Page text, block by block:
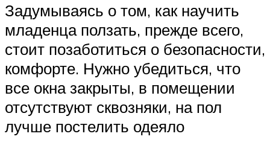
Задумываясь о том, как научить
младенца ползать, прежде всего,
стоит позаботиться о безопасности,
комфорте. Нужно убедиться, что
все окна закрыты, в помещении
отсутствуют сквозняки, на пол
лучше постелить одеяло